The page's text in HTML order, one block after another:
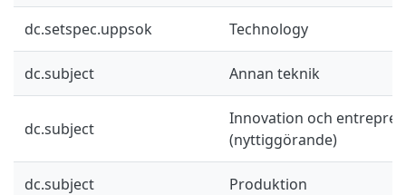
dc.setspec.uppsok Technology
dc.subject Annan teknik
dc.subject
Innovation och
(nyttiggörande)
dc.subject Produktion